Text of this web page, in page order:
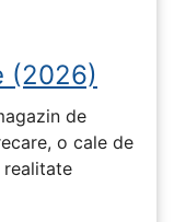
(2026)
de
o cale de
realitate